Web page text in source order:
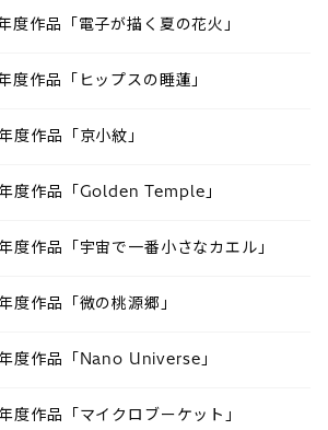
作品「電子が描く夏の花火」
作品「ヒップスの睡蓮」
度作品「京小紋」
度作品「Golden Temple」
度作品「宇宙で一番小さなカエル」
度作品「微の桃源郷」
度作品「Nano Universe」
度作品「マイクロブーケット」